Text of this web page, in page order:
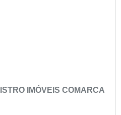
IMÓVEIS COMARCA